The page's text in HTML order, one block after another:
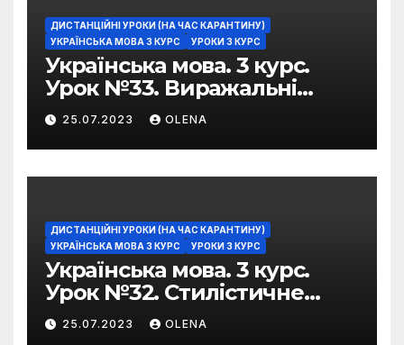
ДИСТАНЦІЙНІ УРОКИ (НА ЧАС КАРАНТИНУ)
УКРАЇНСЬКА МОВА 3 КУРС
УРОКИ 3 КУРС
Українська мова. 3 курс.
Урок №33. Виражальні
можливості фразеологізмів
25.07.2023 OLENA
ДИСТАНЦІЙНІ УРОКИ (НА ЧАС КАРАНТИНУ)
УКРАЇНСЬКА МОВА 3 КУРС
УРОКИ 3 КУРС
Українська мова. 3 курс.
Урок №32. Стилістичне
забарвлення
фразеологізмів
25.07.2023 OLENA